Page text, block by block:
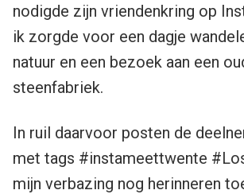
nodigde zijn vriendenkring op
ik zorgde voor een dagje
natuur en een bezoek aan een
steenfabriek.
In ruil daarvoor posten de
met tags #instameettwente
mijn verbazing nog herinneren